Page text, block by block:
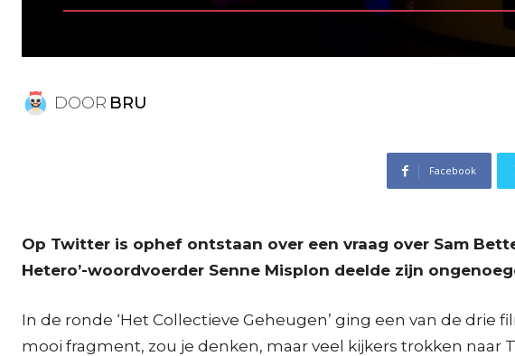
DOOR BRU
Facebook
Op Twitter is ophef ontstaan over een vraag over Sam
Hetero’-woordvoerder Senne Misplon deelde zijn
In de ronde ‘Het Collectieve Geheugen’ ging een van de
mooi fragment, zou je denken, maar veel kijkers trokken naar